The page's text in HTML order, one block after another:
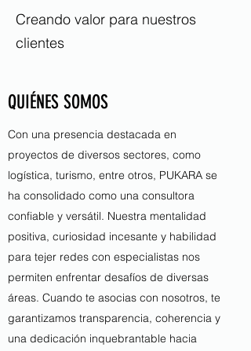
Creando valor para nuestros
clientes
QUIÉNES SOMOS
Con una presencia destacada en
proyectos de diversos sectores, como
logística, turismo, entre otros, PUKARA se
ha consolidado como una consultora
confiable y versátil. Nuestra mentalidad
positiva, curiosidad incesante y habilidad
para tejer redes con especialistas nos
permiten enfrentar desafíos de diversas
áreas. Cuando te asocias con nosotros, te
garantizamos transparencia, coherencia y
una dedicación inquebrantable hacia